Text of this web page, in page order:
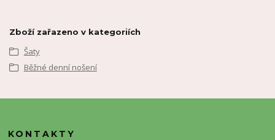
Zboží zařazeno v kategoriích
Šaty
Běžné denní nošení
KONTAKTY